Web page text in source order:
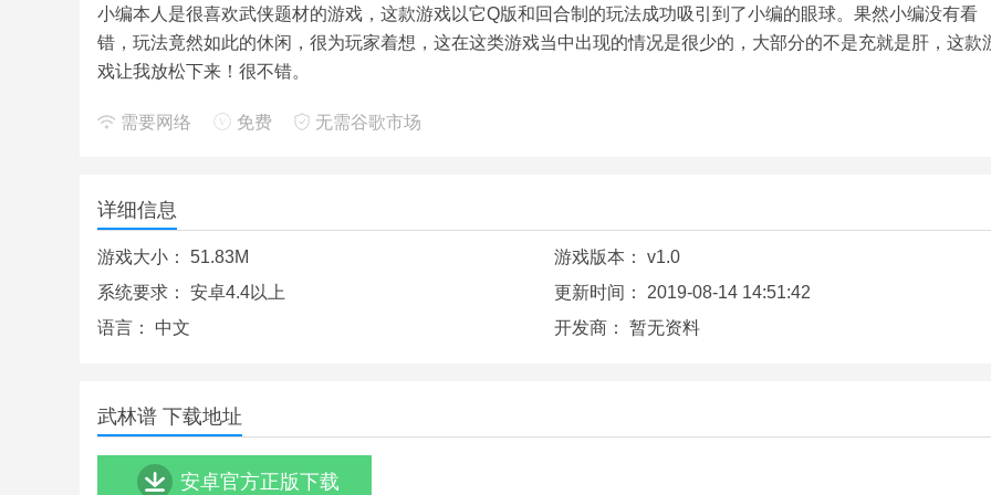
小编本人是很喜欢武侠题材的游戏，这款游戏以它Q版和回合制的玩法成功吸引到了小编的眼球。果然小编没有看
错，玩法竟然如此的休闲，很为玩家着想，这在这类游戏当中出现的情况是很少的，大部分的不是充就是肝，这款
戏让我放松下来！很不错。
需要网络 免费 无需谷歌市场
详细信息
游戏大小： 51.83M 游戏版本： v1.0
系统要求： 安卓4.4以上 更新时间： 2019-08-14 14:51:42
语言： 中文 开发商： 暂无资料
武林谱 下载地址
安卓官方正版下载